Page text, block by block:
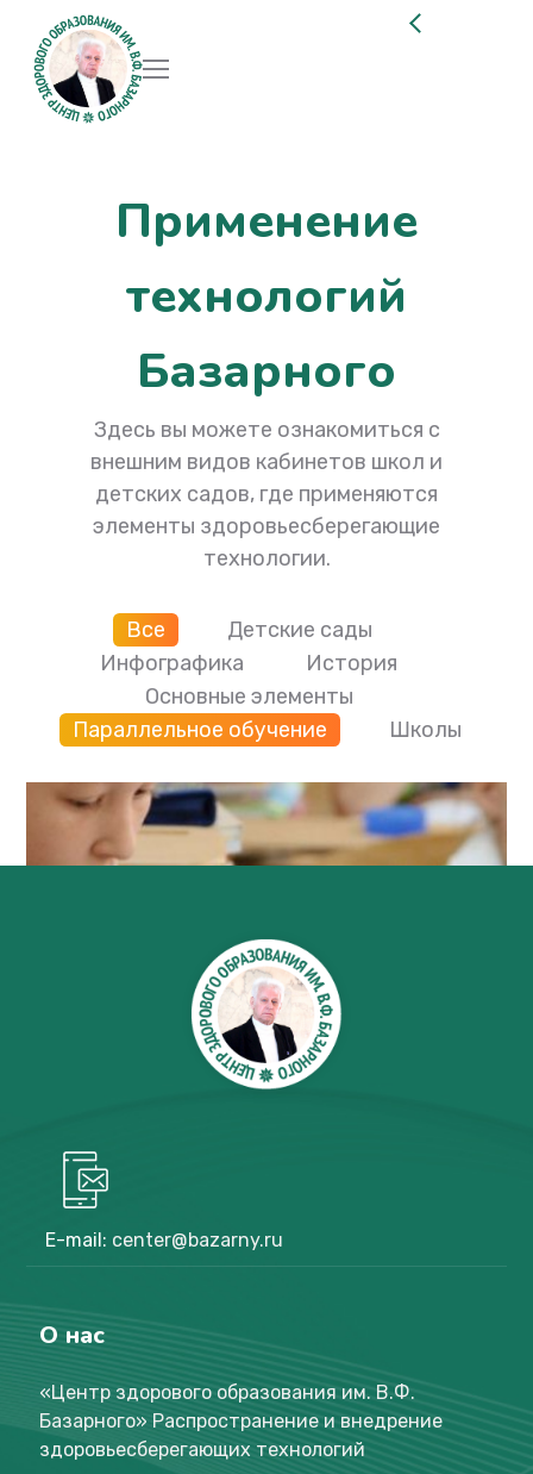
Применение
технологий
Базарного
Здесь вы можете ознакомиться с
внешним видов кабинетов школ и
детских садов, где применяются
элементы здоровьесберегающие
технологии.
Все
Детские сады
Инфографика
История
Основные элементы
Параллельное обучение
Школы
Параллельное обучение мальчиков и
девочек
Параллельное обучение
E-mail: center@bazarny.ru
О нас
«Центр здорового образования им. В.Ф.
Базарного» Распространение и внедрение
здоровьесберегающих технологий